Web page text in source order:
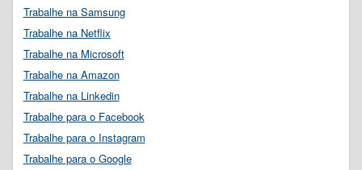
Trabalhe na Samsung
Trabalhe na Netflix
Trabalhe na Microsoft
Trabalhe na Amazon
Trabalhe na Linkedin
Trabalhe para o Facebook
Trabalhe para o Instagram
Trabalhe para o Google